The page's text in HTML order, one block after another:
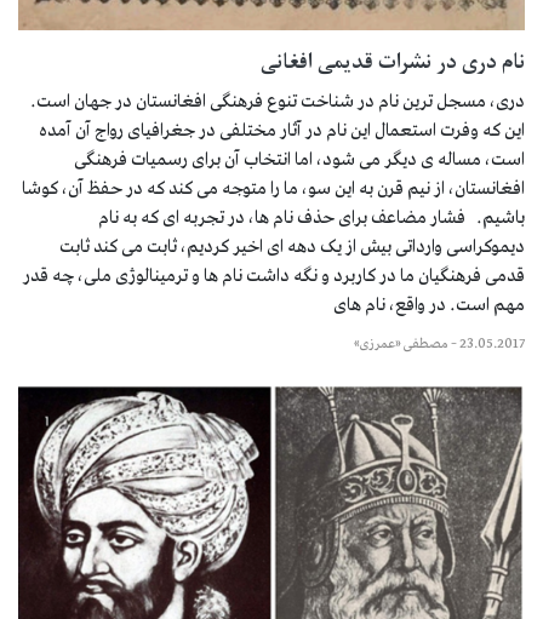
نام دری در نشرات قدیمی افغانی
دری، مسجل ترین نام در شناخت تنوع فرهنگی افغانستان در جهان است.
این که وفرت استعمال این نام در آثار مختلفی در جغرافیای رواج آن آمده
است، مساله ی دیگر می شود، اما انتخاب آن برای رسمیات فرهنگی
افغانستان، از نیم قرن به این سو، ما را متوجه می کند که در حفظ آن، کوشا
باشیم. فشار مضاعف برای حذف نام ها، در تجربه ای که به نام
دیموکراسی وارداتی بیش از یک دهه ای اخیر کردیم، ثابت می کند ثابت
قدمی فرهنگیان ما در کاربرد و نگه داشت نام ها و ترمینالوژی ملی، چه قدر
مهم است. در واقع، نام های
23.05.2017
–مصطفی «عمرزی»